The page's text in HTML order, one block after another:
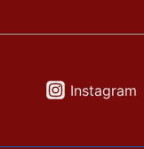
Instagram